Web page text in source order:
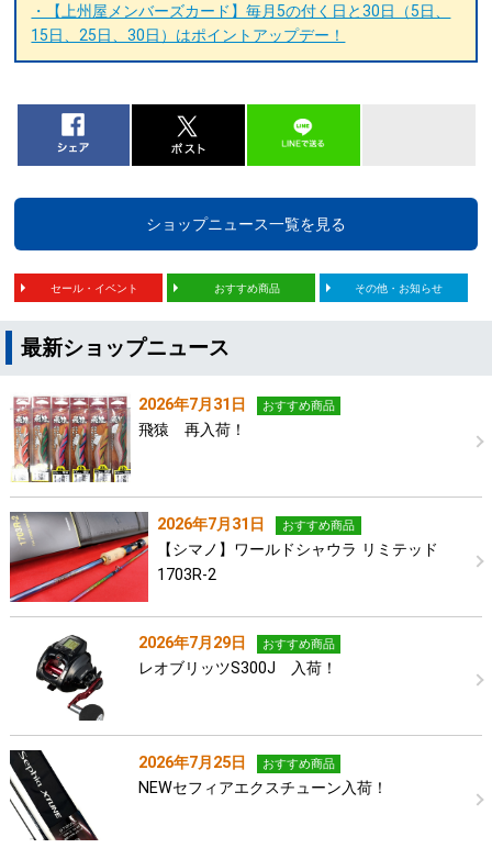
・【上州屋メンバーズカード】毎月5の付く日と30日（5日、
15日、25日、30日）はポイントアップデー！
ショップニュース一覧を見る
セール・イベント おすすめ商品 その他・お知らせ
最新ショップニュース
2026年7月31日 おすすめ商品
飛猿 再入荷！
2026年7月31日 おすすめ商品
【シマノ】ワールドシャウラ リミテッド
1703R-2
2026年7月29日 おすすめ商品
レオブリッツS300J 入荷！
2026年7月25日 おすすめ商品
NEWセフィアエクスチューン入荷！